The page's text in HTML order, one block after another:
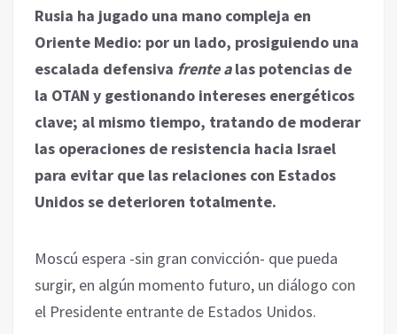
Rusia ha jugado una mano compleja en
Oriente Medio: por un lado, prosiguiendo una
escalada defensiva frente alas potencias de
la OTAN y gestionando intereses energéticos
clave; al mismo tiempo, tratando de moderar
las operaciones de resistencia hacia Israel
para evitar que las relaciones con Estados
Unidos se deterioren totalmente.
Moscú espera -sin gran convicción- que pueda
surgir, en algún momento futuro, un diálogo con
el Presidente entrante de Estados Unidos.